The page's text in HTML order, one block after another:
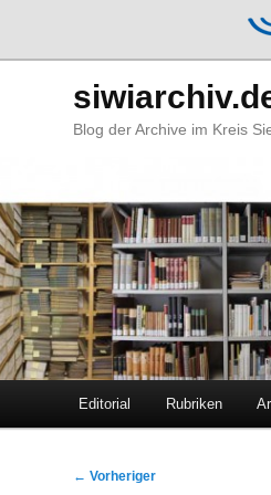
Blog der Archive im Kreis
Zum
Zum
Editorial Rubriken
Beitragsnavigation
← Vorheriger